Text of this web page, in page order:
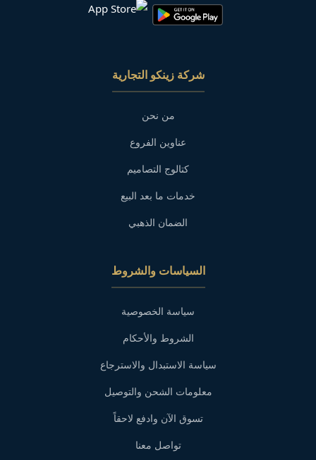
شركة زينكو التجارية
من نحن
عناوين الفروع
كتالوج التصاميم
خدمات ما بعد البيع
الضمان الذهبي
السياسات والشروط
سياسة الخصوصية
الشروط والأحكام
سياسة الاستبدال والاسترجاع
معلومات الشحن والتوصيل
تسوق الآن وادفع لاحقاً
تواصل معنا